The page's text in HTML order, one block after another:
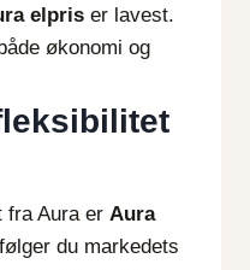
elpris er lavest.
økonomi og
fra Aura er Aura
følger du markedets